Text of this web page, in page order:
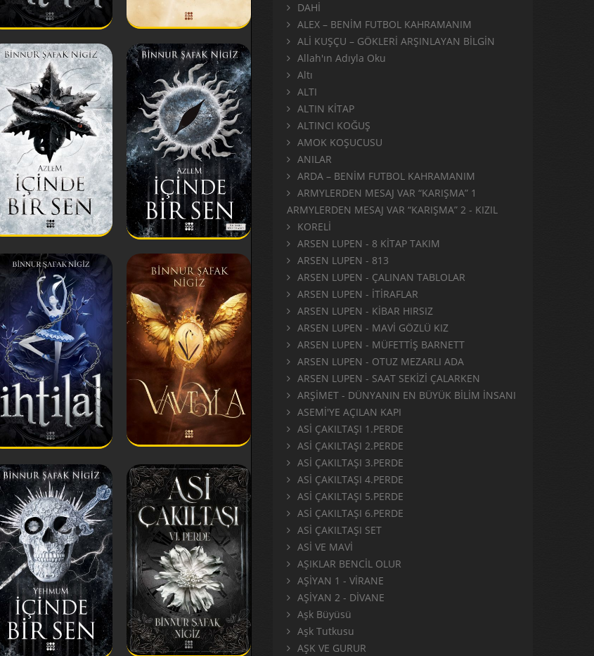
DAHİ
ALEX – BENİM FUTBOL KAHRAMANIM
ALİ KUŞÇU – GÖKLERİ ARŞINLAYAN BİLGİN
Allah'ın Adıyla Oku
Altı
ALTI
ALTIN KİTAP
ALTINCI KOĞUŞ
AMOK KOŞUCUSU
ANILAR
ARDA – BENİM FUTBOL KAHRAMANIM
ARMYLERDEN MESAJ VAR “KARIŞMA” 1
ARMYLERDEN MESAJ VAR “KARIŞMA” 2 - KIZIL
KORELİ
ARSEN LUPEN - 8 KİTAP TAKIM
ARSEN LUPEN - 813
ARSEN LUPEN - ÇALINAN TABLOLAR
ARSEN LUPEN - İTİRAFLAR
ARSEN LUPEN - KİBAR HIRSIZ
ARSEN LUPEN - MAVİ GÖZLÜ KIZ
ARSEN LUPEN - MÜFETTİŞ BARNETT
ARSEN LUPEN - OTUZ MEZARLI ADA
ARSEN LUPEN - SAAT SEKİZİ ÇALARKEN
ARŞİMET - DÜNYANIN EN BÜYÜK BİLİM İNSANI
ASEMİ'YE AÇILAN KAPI
ASİ ÇAKILTAŞI 1.PERDE
ASİ ÇAKILTAŞI 2.PERDE
ASİ ÇAKILTAŞI 3.PERDE
ASİ ÇAKILTAŞI 4.PERDE
ASİ ÇAKILTAŞI 5.PERDE
ASİ ÇAKILTAŞI 6.PERDE
ASİ ÇAKILTAŞI SET
ASİ VE MAVİ
AŞIKLAR BENCİL OLUR
AŞİYAN 1 - VİRANE
AŞİYAN 2 - DİVANE
Aşk Büyüsü
Aşk Tutkusu
AŞK VE GURUR